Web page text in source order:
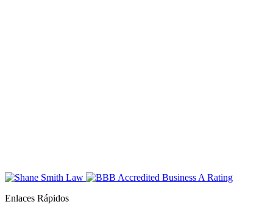
Enlaces Rápidos